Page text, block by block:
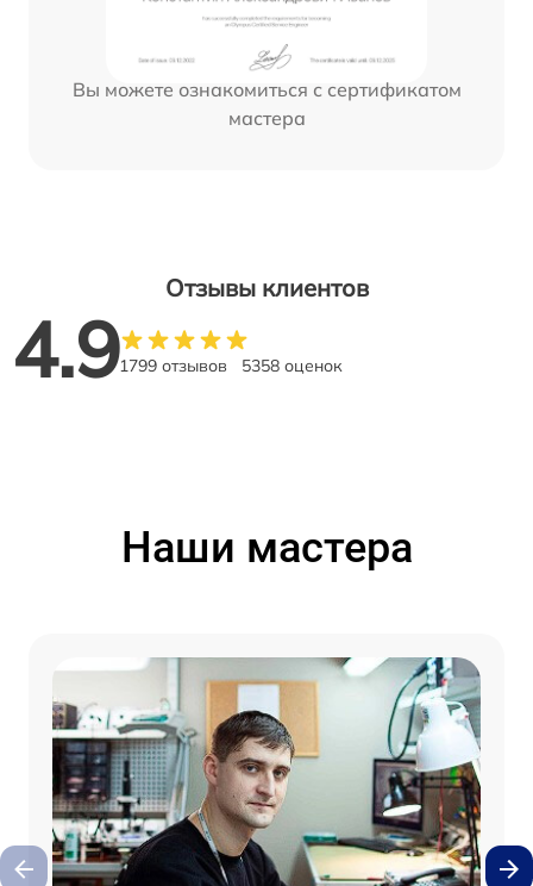
Вы можете ознакомиться с сертификатом
мастера
Отзывы клиентов
4.91799 отзывов 5358 оценок
Наши мастера